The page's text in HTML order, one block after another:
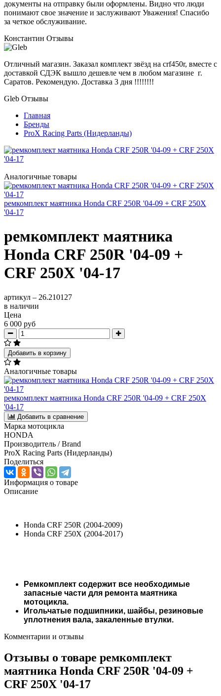
документы на отправку были оформлены. Видно что люди
понимают свое значение и заслуживают Уважения! Спасибо
за четкое обслуживание.
Константин Отзывы
Отличный магазин. Заказал комплект звёзд на crf450r, вместе с
доставкой СДЭК вышло дешевле чем в любом магазине г.
Саратов. Рекомендую. Доставка 3 дня !!!!!!!!
Gleb Отзывы
Главная
Бренды
ProX Racing Parts (Нидерланды)
Аналогичные товары
ремкомплект маятника Honda CRF 250R '04-09 + CRF 250X
'04-17
ремкомплект маятника
Honda CRF 250R '04-09 +
CRF 250X '04-17
артикул – 26.210127
в наличии
Цена
6 000 руб
Добавить в корзину
Аналогичные товары
ремкомплект маятника Honda CRF 250R '04-09 + CRF 250X
'04-17
Добавить в сравнение
Марка мотоцикла
HONDA
Производитель / Brand
ProX Racing Parts (Нидерланды)
Поделиться
Информация о товаре
Описание
Honda CRF 250R (2004-2009)
Honda CRF 250X (2004-2017)
Ремкомплект содержит все необходимые
запасные части для ремонта маятника
мотоцикла.
Игольчатые подшипники, шайбы, резиновые
уплотнения вала, закаленные втулки.
Комментарии и отзывы
Отзывы о товаре ремкомплект
маятника Honda CRF 250R '04-09 +
CRF 250X '04-17